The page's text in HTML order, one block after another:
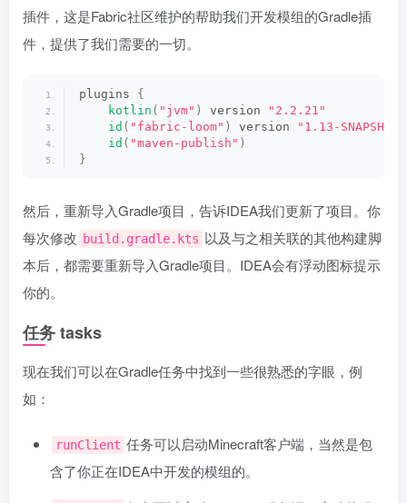
插件，这是Fabric社区维护的帮助我们开发模组的Gradle插
件，提供了我们需要的一切。
plugins {
kotlin ( "jvm" ) version
"2.2.21"
id ( "fabric-loom" ) version
"1.13-SNAPSHOT"
id ( "maven-publish" )
}
然后，重新导入Gradle项目，告诉IDEA我们更新了项目。你
每次修改 build.gradle.kts 以及与之相关联的其他构建脚
本后，都需要重新导入Gradle项目。IDEA会有浮动图标提示
你的。
任务 tasks
现在我们可以在Gradle任务中找到一些很熟悉的字眼，例
如：
runClient 任务可以启动Minecraft客户端，当然是包
含了你正在IDEA中开发的模组的。